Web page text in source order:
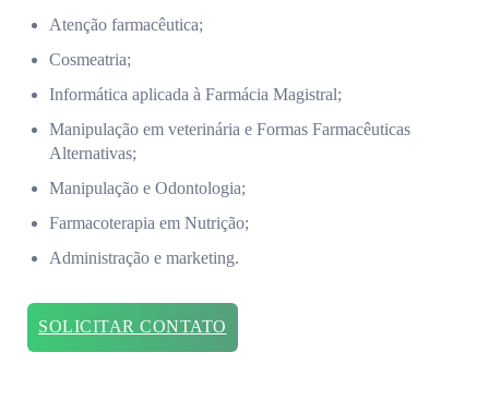
Atenção farmacêutica;
Cosmeatria;
Informática aplicada à Farmácia Magistral;
Manipulação em veterinária e Formas Farmacêuticas
Alternativas;
Manipulação e Odontologia;
Farmacoterapia em Nutrição;
Administração e marketing.
SOLICITAR CONTATO